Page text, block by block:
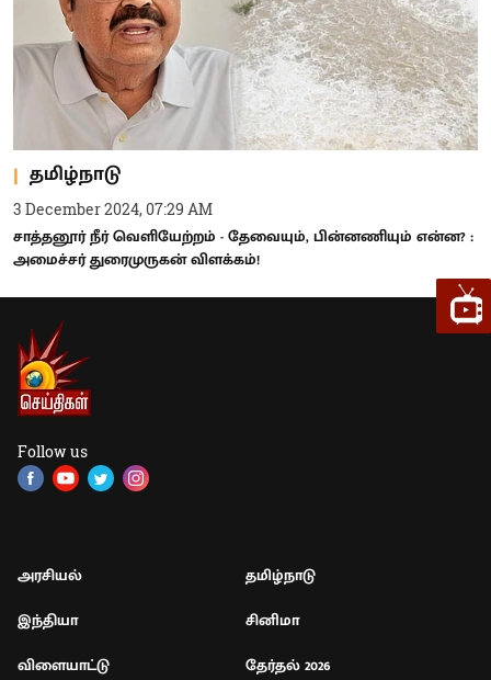
தமிழ்நாடு
3 December 2024, 07:29 AM
சாத்தனூர் நீர் வெளியேற்றம் - தேவையும், பின்னணியும் என்ன? :
அமைச்சர் துரைமுருகன் விளக்கம்!
Follow us
அரசியல்
தமிழ்நாடு
இந்தியா
சினிமா
விளையாட்டு
தேர்தல் 2026